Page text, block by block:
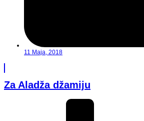
11 Maja, 2018
Za Aladža džamiju